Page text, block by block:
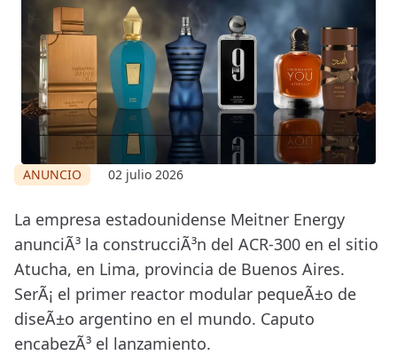
ANUNCIO 02 julio 2026
La empresa estadounidense Meitner Energy
anunciÃ³ la construcciÃ³n del ACR-300 en el sitio
Atucha, en Lima, provincia de Buenos Aires.
SerÃ¡ el primer reactor modular pequeÃ±o de
diseÃ±o argentino en el mundo. Caputo
encabezÃ³ el lanzamiento.